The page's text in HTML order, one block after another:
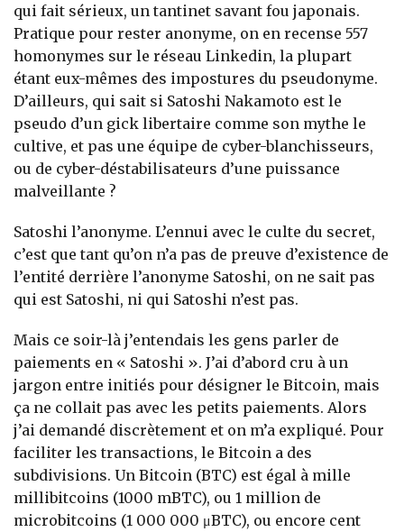
qui fait sérieux, un tantinet savant fou japonais.
Pratique pour rester anonyme, on en recense 557
homonymes sur le réseau Linkedin, la plupart
étant eux-mêmes des impostures du pseudonyme.
D’ailleurs, qui sait si Satoshi Nakamoto est le
pseudo d’un gick libertaire comme son mythe le
cultive, et pas une équipe de cyber-blanchisseurs,
ou de cyber-déstabilisateurs d’une puissance
malveillante ?
Satoshi l’anonyme. L’ennui avec le culte du secret,
c’est que tant qu’on n’a pas de preuve d’existence de
l’entité derrière l’anonyme Satoshi, on ne sait pas
qui est Satoshi, ni qui Satoshi n’est pas.
Mais ce soir-là j’entendais les gens parler de
paiements en « Satoshi ». J’ai d’abord cru à un
jargon entre initiés pour désigner le Bitcoin, mais
ça ne collait pas avec les petits paiements. Alors
j’ai demandé discrètement et on m’a expliqué. Pour
faciliter les transactions, le Bitcoin a des
subdivisions. Un Bitcoin (BTC) est égal à mille
millibitcoins (1000 mBTC), ou 1 million de
microbitcoins (1 000 000 μBTC), ou encore cent